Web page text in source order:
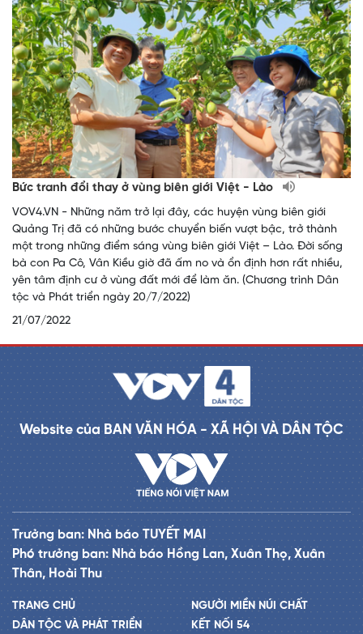
Bức tranh đổi thay ở vùng biên giới Việt - Lào
VOV4.VN - Những năm trở lại đây, các huyện vùng biên giới
Quảng Trị đã có những bước chuyển biến vượt bậc, trở thành
một trong những điểm sáng vùng biên giới Việt – Lào. Đời sống
bà con Pa Cô, Vân Kiều giờ đã ấm no và ổn định hơn rất nhiều,
yên tâm định cư ở vùng đất mới để làm ăn. (Chương trình Dân
tộc và Phát triển ngày 20/7/2022)
21/07/2022
Website của BAN VĂN HÓA - XÃ HỘI VÀ DÂN TỘC
Trưởng ban: Nhà báo TUYẾT MAI
Phó trưởng ban: Nhà báo Hồng Lan, Xuân Thọ, Xuân
Thân, Hoài Thu
TRANG CHỦ
DÂN TỘC VÀ PHÁT TRIỂN
NGƯỜI MIỀN NÚI CHẤT
KẾT NỐI 54